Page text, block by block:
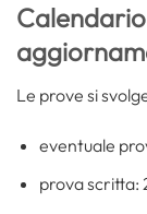
Le prove si
eventuale
prova scritta: